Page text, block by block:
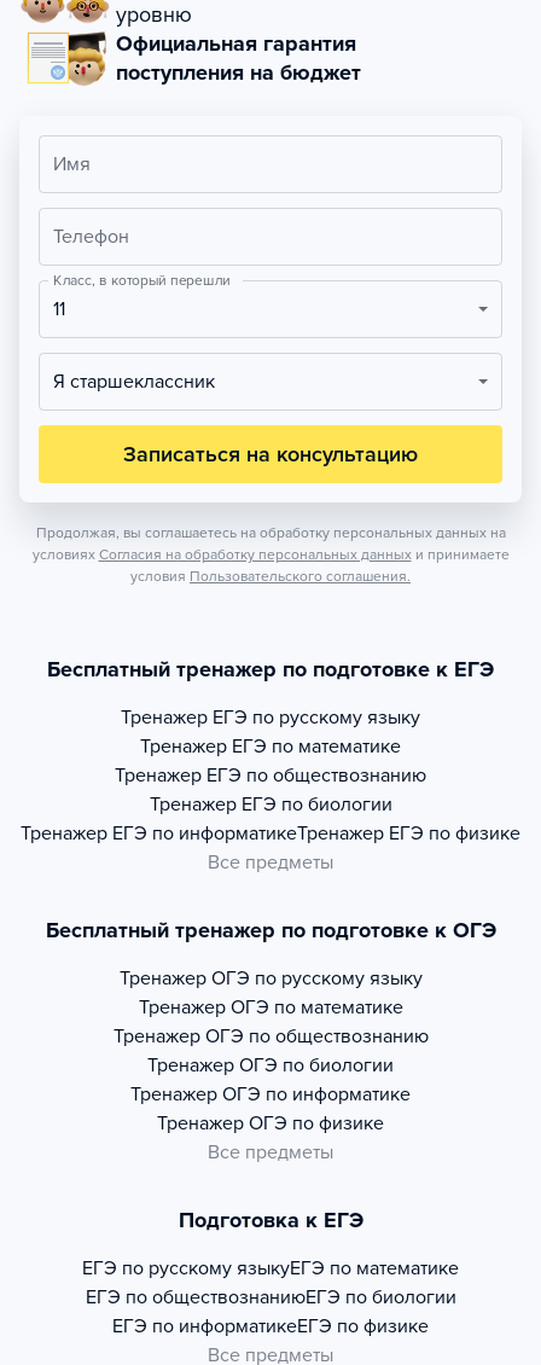
уровню
Официальная гарантия
поступления на бюджет
Имя
Телефон
Класс, в который перешли
11
Я старшеклассник
Записаться на консультацию
Продолжая, вы соглашаетесь на обработку персональных данных на
условиях Согласия на обработку персональных данных и принимаете
условия Пользовательского соглашения.
Бесплатный тренажер по подготовке к ЕГЭ
Тренажер ЕГЭ по русскому языку
Тренажер ЕГЭ по математике
Тренажер ЕГЭ по обществознанию
Тренажер ЕГЭ по биологии
Тренажер ЕГЭ по информатикеТренажер ЕГЭ по физике
Все предметы
Бесплатный тренажер по подготовке к ОГЭ
Тренажер ОГЭ по русскому языку
Тренажер ОГЭ по математике
Тренажер ОГЭ по обществознанию
Тренажер ОГЭ по биологии
Тренажер ОГЭ по информатике
Тренажер ОГЭ по физике
Все предметы
Подготовка к ЕГЭ
ЕГЭ по русскому языкуЕГЭ по математике
ЕГЭ по обществознаниюЕГЭ по биологии
ЕГЭ по информатикеЕГЭ по физике
Все предметы